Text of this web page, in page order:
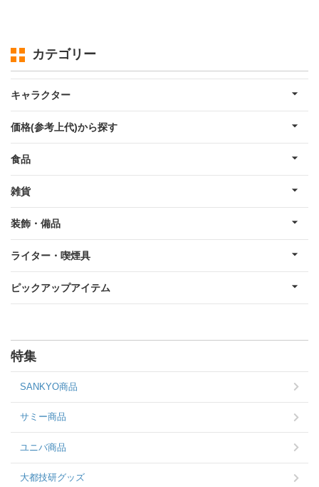
カテゴリー
キャラクター
価格(参考上代)から探す
食品
雑貨
装飾・備品
ライター・喫煙具
ピックアップアイテム
特集
SANKYO商品
サミー商品
ユニバ商品
大都技研グッズ